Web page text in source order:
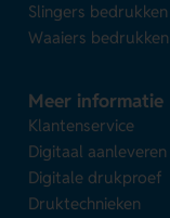
Slingers bedrukken
Waaiers bedrukken
Meer informatie
Klantenservice
Digitaal aanleveren
Digitale drukproef
Druktechnieken